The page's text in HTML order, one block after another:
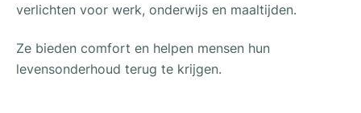
verlichten voor werk, onderwijs en maaltijden.
Ze bieden comfort en helpen mensen hun
levensonderhoud terug te krijgen.